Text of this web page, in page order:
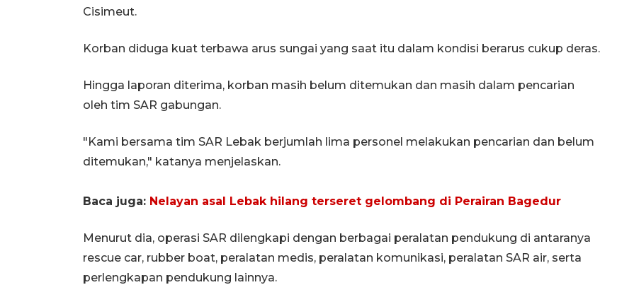
Cisimeut.
Korban diduga kuat terbawa arus sungai yang saat itu dalam kondisi berarus cukup deras.
Hingga laporan diterima, korban masih belum ditemukan dan masih dalam pencarian
oleh tim SAR gabungan.
"Kami bersama tim SAR Lebak berjumlah lima personel melakukan pencarian dan belum
ditemukan," katanya menjelaskan.
Baca juga: Nelayan asal Lebak hilang terseret gelombang di Perairan Bagedur
Menurut dia, operasi SAR dilengkapi dengan berbagai peralatan pendukung di antaranya
rescue car, rubber boat, peralatan medis, peralatan komunikasi, peralatan SAR air, serta
perlengkapan pendukung lainnya.